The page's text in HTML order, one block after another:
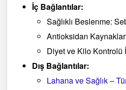
İç Bağlantılar:
Sağlıklı Beslenme:
Antioksidan
Diyet ve Kilo Kontrolü
Dış Bağlantılar:
Lahana ve Sağlık –